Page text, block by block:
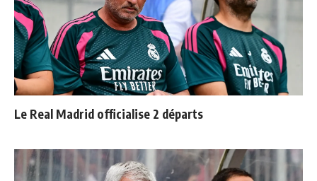
Le Real Madrid officialise 2 départs